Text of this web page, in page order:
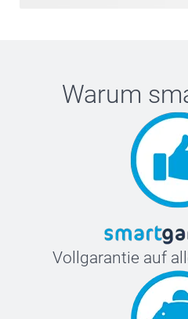
Warum
Vollgarantie auf